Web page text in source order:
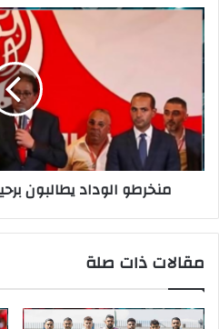
منخرطو الوداد يطالبون
مقالات ذات صلة